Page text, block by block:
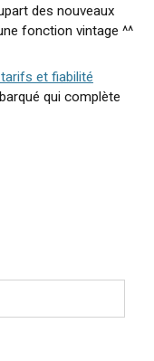
des nouveaux
fonction vintage ^^
et fiabilité
qui complète